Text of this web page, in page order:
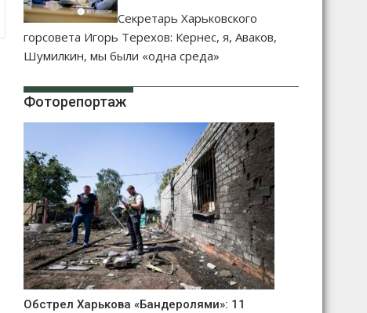
Секретарь Харьковского
горсовета Игорь Терехов: Кернес, я, Аваков,
Шумилкин, мы были «одна среда»
Фоторепортаж
Обстрел Харькова «Бандеролями»: 11